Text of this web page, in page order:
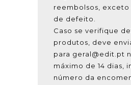
reembolsos, exceto
de defeito.
Caso se verifique
produtos, deve
para geral@edit.pt
máximo de 14 dias,
número da